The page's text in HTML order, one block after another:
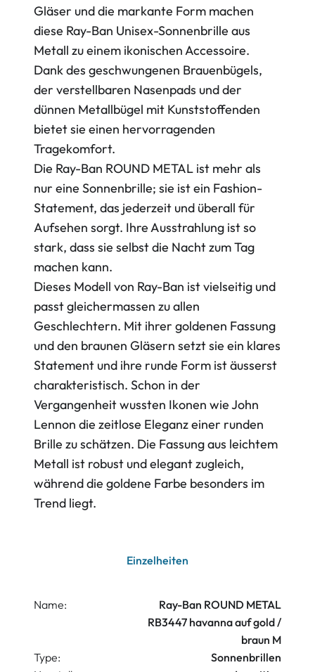
Gläser und die markante Form machen
diese Ray-Ban Unisex-Sonnenbrille aus
Metall zu einem ikonischen Accessoire.
Dank des geschwungenen Brauenbügels,
der verstellbaren Nasenpads und der
dünnen Metallbügel mit Kunststoffenden
bietet sie einen hervorragenden
Tragekomfort.
Die Ray-Ban ROUND METAL ist mehr als
nur eine Sonnenbrille; sie ist ein Fashion-
Statement, das jederzeit und überall für
Aufsehen sorgt. Ihre Ausstrahlung ist so
stark, dass sie selbst die Nacht zum Tag
machen kann.
Dieses Modell von Ray-Ban ist vielseitig und
passt gleichermassen zu allen
Geschlechtern. Mit ihrer goldenen Fassung
und den braunen Gläsern setzt sie ein klares
Statement und ihre runde Form ist äusserst
charakteristisch. Schon in der
Vergangenheit wussten Ikonen wie John
Lennon die zeitlose Eleganz einer runden
Brille zu schätzen. Die Fassung aus leichtem
Metall ist robust und elegant zugleich,
während die goldene Farbe besonders im
Trend liegt.
Einzelheiten
Name:
Ray-Ban ROUND METAL
RB3447 havanna auf gold /
braun M
Type:
Sonnenbrillen